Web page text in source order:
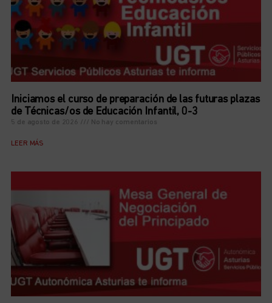
Iniciamos el curso de preparación de las futuras plazas
de Técnicas/os de Educación Infantil, 0-3
5 de agosto de 2026 No hay comentarios
LEER MÁS